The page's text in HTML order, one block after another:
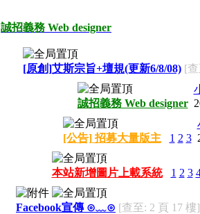
誠招義務 Web designer
[原創]艾斯宗旨+壇規(更新6/8/08) [
誠招義務 Web designer
[公告] 招募大量版主 1 2 3
本站新增圖片上載系統 1 2 3
Facebook宣傳 ⊙﹏⊙ [查至: 2 頁 17 樓]